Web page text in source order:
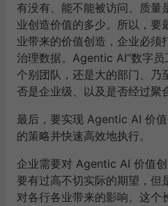
有没有、能不能被访问、质量
业创造价值的多少。所以，
业带来的价值创造，企业必须
治理数据。Agentic AI“数字员
个别团队，还是大的部门、乃
否是企业级、以及是否经过聚
最后，要实现 Agentic AI 价
的策略并快速高效地执行。
企业需要对 Agentic AI 价值
要有过高不切实际的期望，但
对各行各业带来的影响。这个